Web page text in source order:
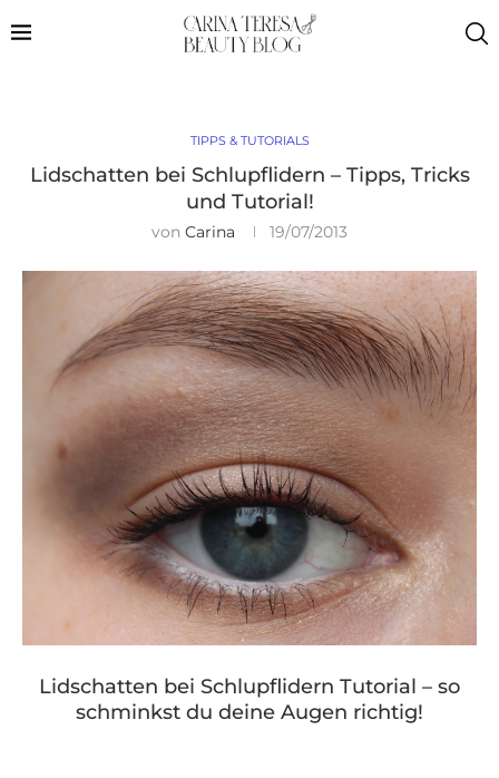
TIPPS & TUTORIALS
Lidschatten bei Schlupflidern – Tipps, Tricks
und Tutorial!
von Carina 19/07/2013
Lidschatten bei Schlupflidern Tutorial – so
schminkst du deine Augen richtig!